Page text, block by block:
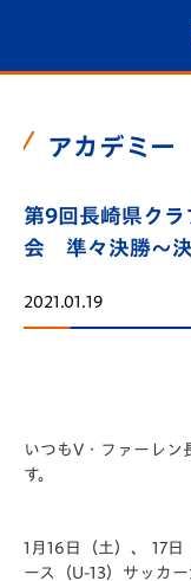
アカデミー
第9回長崎県ク
会 準々決勝～
2021.01.19
いつもV・ファーレン
す。
1月16日（土）、 17
ース（U-13）サッカ